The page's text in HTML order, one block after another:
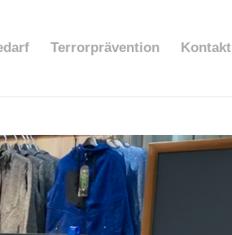
Terrorprävention Kontakt